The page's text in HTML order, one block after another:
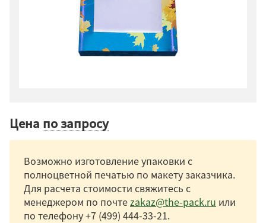
Цена по запросу
Возможно изготовление упаковки с
полноцветной печатью по макету заказчика.
Для расчета стоимости свяжитесь с
менеджером по почтеzakaz@the-pack.ru или
по телефону+7 (499) 444-33-21.